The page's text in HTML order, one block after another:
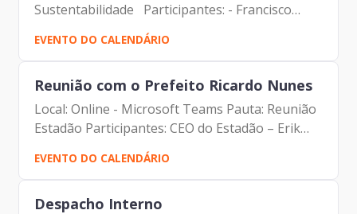
Sustentabilidade Participantes: - Francisco
Forbes – Presidente | Prodam-SP - André
Tomiatto - Assessor da Presidência | Prodam-
SP - Dennis Paul -...
EVENTO DO CALENDÁRIO
Reunião com o Prefeito Ricardo Nunes
Local: Online - Microsoft Teams Pauta: Reunião
Estadão Participantes: CEO do Estadão – Erik
Bretas, demais participantes (Secretaria de
Governo, Secretaria Municipal de Comunicação,
Secretaria...
EVENTO DO CALENDÁRIO
Despacho Interno